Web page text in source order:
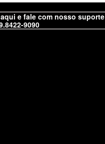
e fale com nosso suporte
9090